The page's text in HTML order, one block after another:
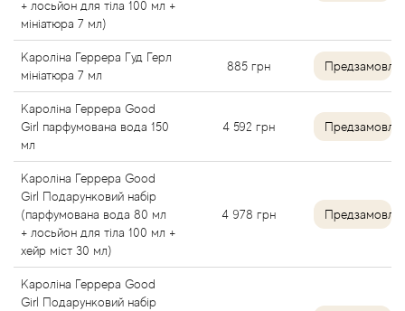
+ лосьйон для тіла 100 мл +
мініатюра 7 мл)
Кароліна Геррера Гуд Герл
мініатюра 7 мл
885 грн
Кароліна Геррера Good
Girl парфумована вода 150
мл
4 592 грн
Кароліна Геррера Good
Girl Подарунковий набір
(парфумована вода 80 мл
+ лосьйон для тіла 100 мл +
хейр міст 30 мл)
4 978 грн
Кароліна Геррера Good
Girl Подарунковий набір
Antonio Banderas
Antonio Puig
Antonio Visconti
Aquolina
Arabesque Perfumes
Arabiyat
Aramis